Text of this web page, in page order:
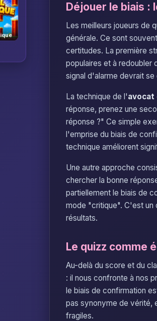
Déjouer le biais :
Les meilleurs joueurs de
générale. Ce sont
certitudes. La première
populaires et à redoubler
signal d'alarme devrait
La technique de l'avocat
réponse, prenez une
réponse ?" Ce simple
l'emprise du biais de
technique améliorent
Une autre approche
chercher la bonne
partiellement le biais de
mode "critique". C'est un
résultats.
Le quizz comme
Au-delà du score et du
: il nous confronte à nos
le biais de confirmation
pas synonyme de vérité,
fragiles.